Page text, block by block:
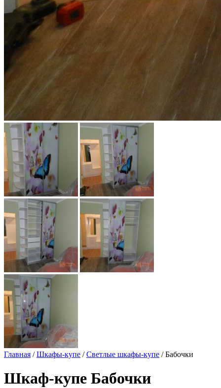
Главная /Шкафы-купе /Светлые шкафы-купе / Бабочки
Шкаф-купе Бабочки